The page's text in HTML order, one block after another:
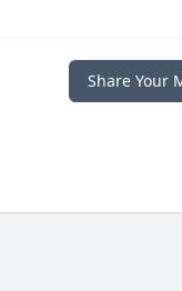
Share Your